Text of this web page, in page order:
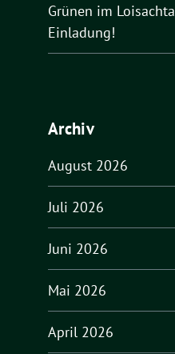
Grünen im
Einladung!
Archiv
August 2026
Juli 2026
Juni 2026
Mai 2026
April 2026